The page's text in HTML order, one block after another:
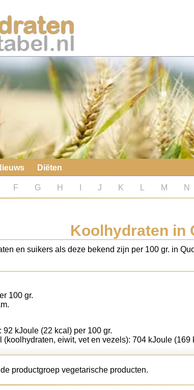
Diëten
F G H J K M N
Koolhydraten in
en suikers als deze bekend zijn per 100 gr. in
100 gr.
kJoule (22 kcal) per 100 gr.
(koolhydraten, eiwit, vet en vezels): 704 kJoule (169
productgroep vegetarische producten.